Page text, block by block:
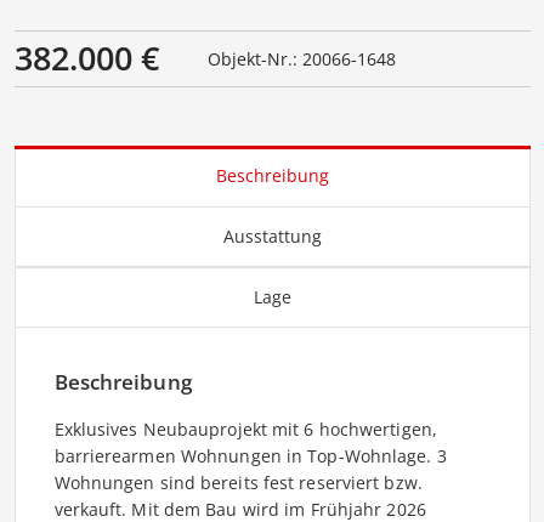
382.000 € Objekt-Nr.: 20066-1648
Beschreibung
Ausstattung
Lage
Beschreibung
Exklusives Neubauprojekt mit 6 hochwertigen,
barrierearmen Wohnungen in Top-Wohnlage. 3
Wohnungen sind bereits fest reserviert bzw.
verkauft. Mit dem Bau wird im Frühjahr 2026